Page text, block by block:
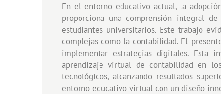
En el entorno educativo actual, la
proporciona una comprensión integral
estudiantes universitarios. Este trabajo
complejas como la contabilidad. El
implementar estrategias digitales. Esta
aprendizaje virtual de contabilidad en
tecnológicos, alcanzando resultados
entorno educativo virtual con un diseño